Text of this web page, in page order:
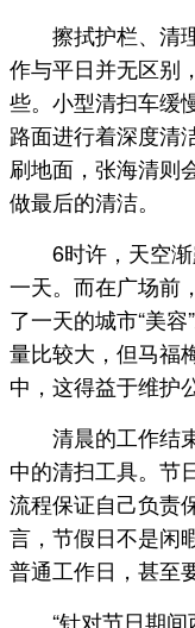
擦拭护栏、清
作与平日并无区别
些。小型清扫车缓
路面进行着深度清
刷地面，张海清则
做最后的清洁。
6时许，天空
一天。而在广场前
了一天的城市“美
量比较大，但马福
中，这得益于维护
清晨的工作结
中的清扫工具。节
流程保证自己负责
言，节假日不是闲
普通工作日，甚至
“针对节日期